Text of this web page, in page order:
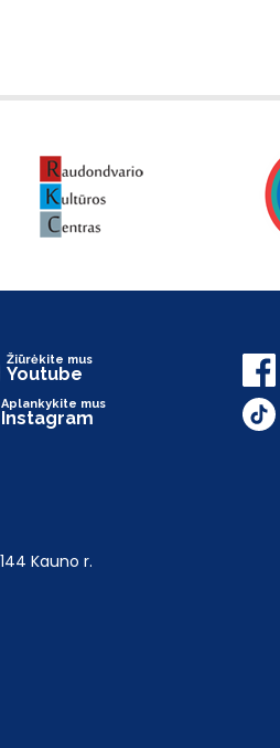
Žiūrėkite mus
Youtube
Aplankykite mus
Instagram
Kauno r.